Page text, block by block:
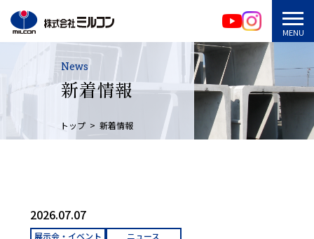
News
新着情報
トップ 新着情報
2026.07.07
展示会・イベント ニュース